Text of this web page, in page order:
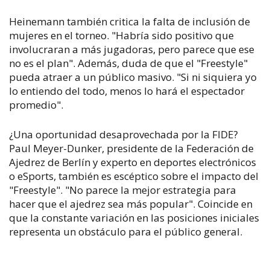
Heinemann también critica la falta de inclusión de
mujeres en el torneo. "Habría sido positivo que
involucraran a más jugadoras, pero parece que ese
no es el plan". Además, duda de que el "Freestyle"
pueda atraer a un público masivo. "Si ni siquiera yo
lo entiendo del todo, menos lo hará el espectador
promedio".
¿Una oportunidad desaprovechada por la FIDE?
Paul Meyer-Dunker, presidente de la Federación de
Ajedrez de Berlín y experto en deportes electrónicos
o eSports, también es escéptico sobre el impacto del
"Freestyle". "No parece la mejor estrategia para
hacer que el ajedrez sea más popular". Coincide en
que la constante variación en las posiciones iniciales
representa un obstáculo para el público general.